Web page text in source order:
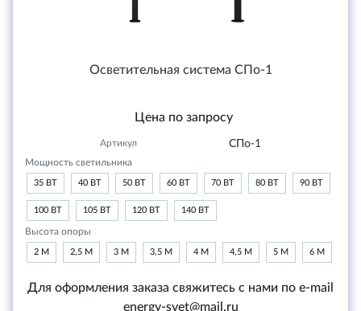
Осветительная система СПо-1
Цена по запросу
Артикул СПо-1
Мощность светильника
35 ВТ 40 ВТ 50 ВТ 60 ВТ 70 ВТ 80 ВТ 90 ВТ
100 ВТ 105 ВТ 120 ВТ 140 ВТ
Высота опоры
2 М 2,5 М 3 М 3,5 М 4 М 4,5 М 5 М 6 М
Для оформления заказа свяжитесь с нами по e-mail
energy-svet@mail.ru